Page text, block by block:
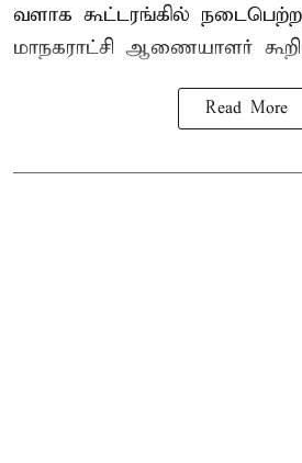
வளாக கூட்டரங்கில்
மாநகராட்சி ஆணையாளர்
Read More